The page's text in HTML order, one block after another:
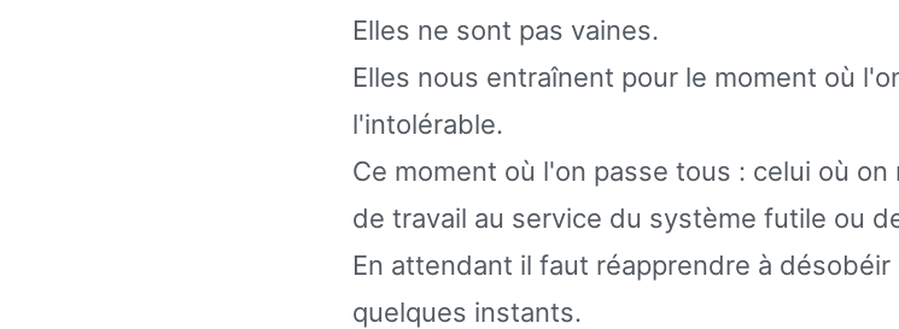
Elles ne sont pas vaines.
Elles nous entraînent pour le moment où
l'intolérable.
Ce moment où l'on passe tous : celui où
de travail au service du système futile ou
En attendant il faut réapprendre à
quelques instants.